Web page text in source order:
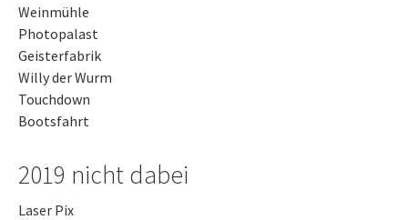
Weinmühle
Photopalast
Geisterfabrik
Willy der Wurm
Touchdown
Bootsfahrt
2019 nicht dabei
Laser Pix